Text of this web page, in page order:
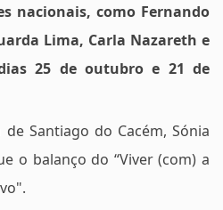
nacionais, como Fernando
Lima, Carla Nazareth e
25 de outubro e 21 de
Santiago do Cacém, Sónia
o balanço do “Viver (com) a